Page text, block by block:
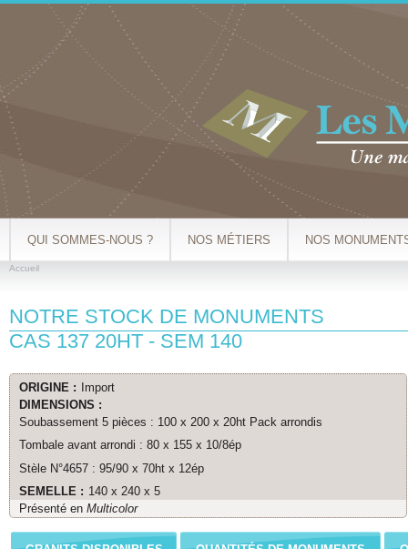
QUI SOMMES-NOUS ? NOS MÉTIERS NOS
Accueil
NOTRE STOCK DE MONUMENTS
CAS 137 20HT - SEM 140
ORIGINE :
Import
DIMENSIONS :
Soubassement 5 pièces : 100 x 200 x 20ht Pack arrondis
Tombale avant arrondi : 80 x 155 x 10/8ép
Stèle N°4657 : 95/90 x 70ht x 12ép
SEMELLE : 140 x 240 x 5
Présenté en Multicolor